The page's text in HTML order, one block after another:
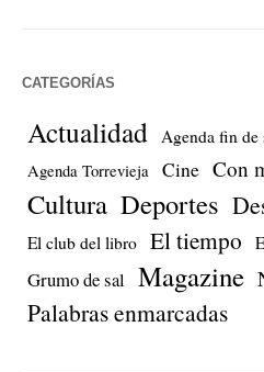
CATEGORÍAS
Actualidad Agenda fin de
Agenda Torrevieja Cine Con
Cultura Deportes
El club del libro El tiempo
Grumo de sal Magazine
Palabras enmarcadas